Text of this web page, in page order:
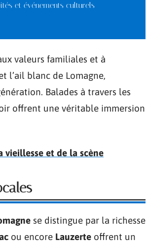
et événements culturels
valeurs familiales et à
l’ail blanc de Lomagne,
Balades à travers les
offrent une véritable immersion
vieillesse et de la scène
se distingue par la richesse
ou encore Lauzerte offrent un